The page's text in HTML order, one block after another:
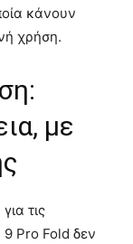
κάνουν
χρήση.
με
τις
9 Pro Fold δεν